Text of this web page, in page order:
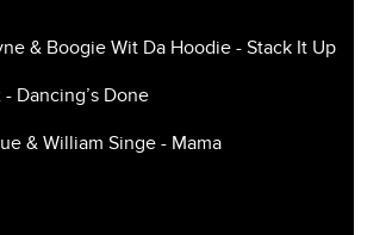
& Boogie Wit Da Hoodie - Stack It Up
Dancing’s Done
& William Singe - Mama